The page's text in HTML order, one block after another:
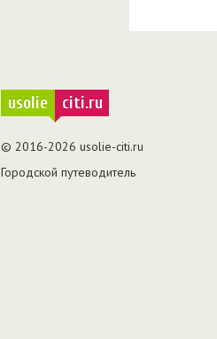
usolie citi.ru
© 2016-2026 usolie-citi.ru
Городской путеводитель